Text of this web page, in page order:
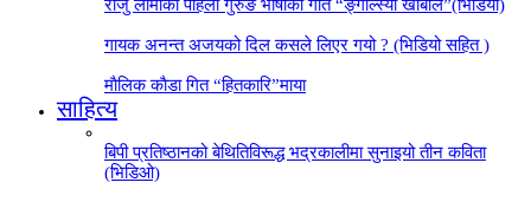
राजु लामाको पहिलो गुरुङ भाषाको गीत “ङ्गोल्स्यो खोबाले”(भिडियो)
गायक अनन्त अजयको दिल कसले लिएर गयो ? (भिडियो सहित )
माैलिक काैडा गित “हितकारि”माया
साहित्य
बिपी प्रतिष्ठानको बेथितिविरूद्ध भद्रकालीमा सुनाइयो तीन कविता
(भिडिओ)